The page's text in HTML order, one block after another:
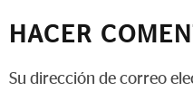
HACER
Su dirección de correo